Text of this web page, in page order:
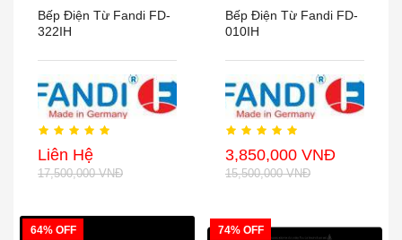
Bếp Điện Từ Fandi FD-
322IH
Liên Hệ
17,500,000 VNĐ
Bếp Điện Từ Fandi FD-
010IH
3,850,000 VNĐ
15,500,000 VNĐ
64% OFF 74% OFF